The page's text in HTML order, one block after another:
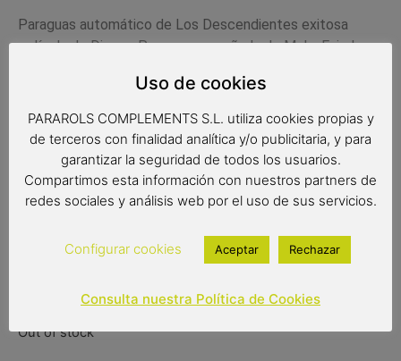
Paraguas automático de Los Descendientes exitosa
película de Disney. Pasea acompañada de Mal y Evie los
Radio: 49 cm.
Diámetro: 84 cm.
Largo: 70 cm.
€
Out of stock
Uso de cookies
PARAROLS COMPLEMENTS S.L. utiliza cookies propias y
de terceros con finalidad analítica y/o publicitaria, y para
garantizar la seguridad de todos los usuarios.
Compartimos esta información con nuestros partners de
redes sociales y análisis web por el uso de sus servicios.
Configurar cookies Aceptar Rechazar
Consulta nuestra Política de Cookies